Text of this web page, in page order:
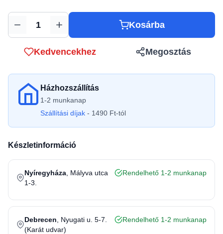
Mennyiség Kosárba
Kedvencekhez Megosztás
Házhozszállítás
1-2 munkanap
Szállítási díjak - 1490 Ft-tól
Készletinformáció
Nyíregyháza , Mályva utca
1-3.
Rendelhető 1-2 munkanap
Debrecen , Nyugati u. 5-7.
(Karát udvar)
Rendelhető 1-2 munkanap